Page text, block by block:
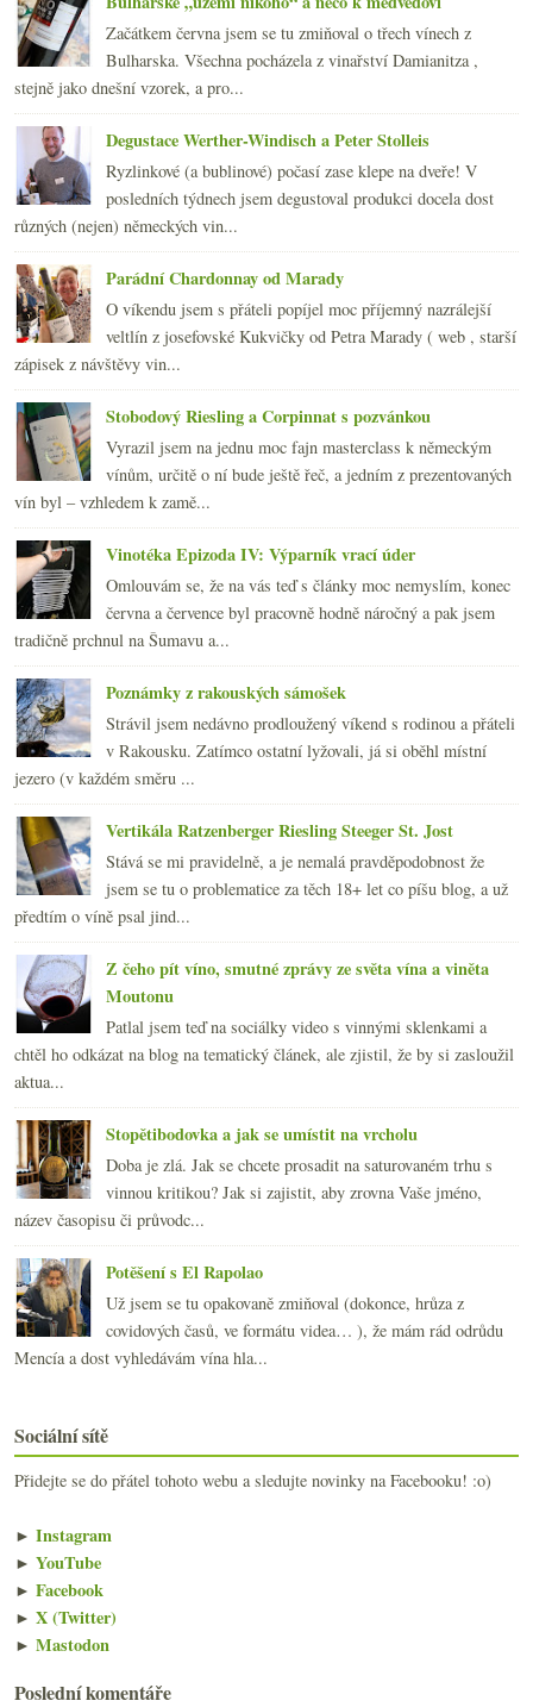
Výsledky ankety „Jak uchováváte nedopitá vína?“
►července(23)
června(25)
►května(24)
►dubna(23)
►března (19)
►února (24)
ledna (24)
►2007(108)
Začátkem června jsem se tu zmiňoval o třech vínech z
Bulharska. Všechna pocházela z vinařství Damianitza ,
stejně jako dnešní vzorek, a pro...
Degustace Werther-Windisch a Peter Stolleis
Ryzlinkové (a bublinové) počasí zase klepe na dveře! V
posledních týdnech jsem degustoval produkci docela dost
různých (nejen) německých vin...
Parádní Chardonnay od Marady
O víkendu jsem s přáteli popíjel moc příjemný nazrálejší
veltlín z josefovské Kukvičky od Petra Marady ( web , starší
zápisek z návštěvy vin...
Stobodový Riesling a Corpinnat s pozvánkou
Vyrazil jsem na jednu moc fajn masterclass k německým
vínům, určitě o ní bude ještě řeč, a jedním z prezentovaných
vín byl – vzhledem k zamě...
Vinotéka Epizoda IV: Výparník vrací úder
Omlouvám se, že na vás teď s články moc nemyslím, konec
června a července byl pracovně hodně náročný a pak jsem
tradičně prchnul na Šumavu a...
Poznámky z rakouských sámošek
Strávil jsem nedávno prodloužený víkend s rodinou a přáteli
v Rakousku. Zatímco ostatní lyžovali, já si oběhl místní
jezero (v každém směru ...
Vertikála Ratzenberger Riesling Steeger St. Jost
Stává se mi pravidelně, a je nemalá pravděpodobnost že
jsem se tu o problematice za těch 18+ let co píšu blog, a už
předtím o víně psal jind...
Z čeho pít víno, smutné zprávy ze světa vína a viněta
Moutonu
Patlal jsem teď na sociálky video s vinnými sklenkami a
chtěl ho odkázat na blog na tematický článek, ale zjistil, že by si zasloužil
aktua...
Stopětibodovka a jak se umístit na vrcholu
Doba je zlá. Jak se chcete prosadit na saturovaném trhu s
vinnou kritikou? Jak si zajistit, aby zrovna Vaše jméno,
název časopisu či průvodc...
Potěšení s El Rapolao
Už jsem se tu opakovaně zmiňoval (dokonce, hrůza z
covidových časů, ve formátu videa… ), že mám rád odrůdu
Mencía a dost vyhledávám vína hla...
Sociální sítě
Přidejte se do přátel tohoto webu a sledujte novinky na Facebooku! :o)
► Instagram
► YouTube
► Facebook
► X (Twitter)
► Mastodon
Poslední komentáře